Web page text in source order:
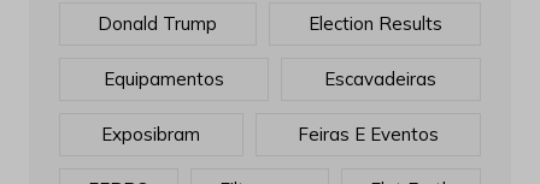
Donald Trump Election Results
Equipamentos Escavadeiras
Exposibram Feiras E Eventos